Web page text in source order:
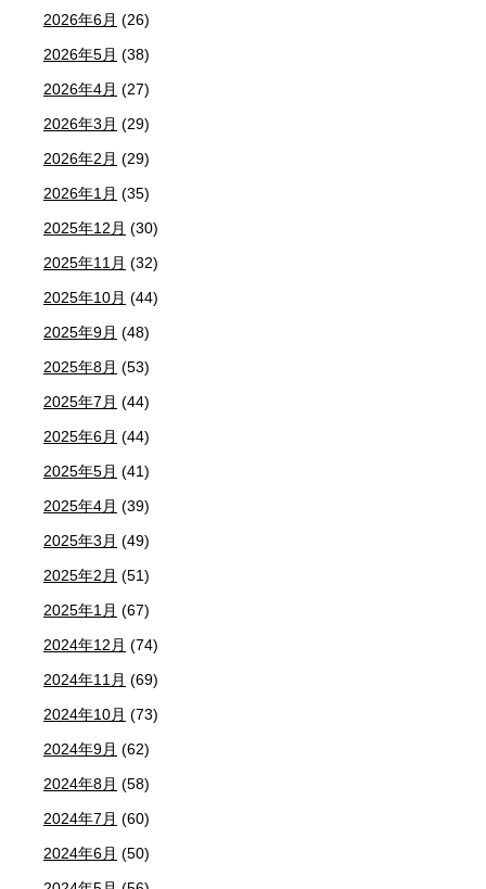
2026年6月 (26)
2026年5月 (38)
2026年4月 (27)
2026年3月 (29)
2026年2月 (29)
2026年1月 (35)
2025年12月 (30)
2025年11月 (32)
2025年10月 (44)
2025年9月 (48)
2025年8月 (53)
2025年7月 (44)
2025年6月 (44)
2025年5月 (41)
2025年4月 (39)
2025年3月 (49)
2025年2月 (51)
2025年1月 (67)
2024年12月 (74)
2024年11月 (69)
2024年10月 (73)
2024年9月 (62)
2024年8月 (58)
2024年7月 (60)
2024年6月 (50)